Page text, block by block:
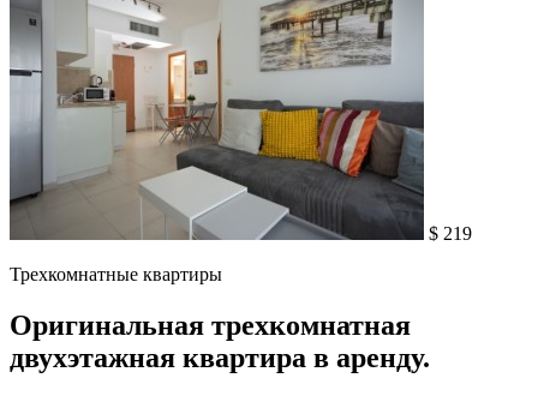
$ 219
Трехкомнатные квартиры
Оригинальная трехкомнатная
двухэтажная квартира в аренду.